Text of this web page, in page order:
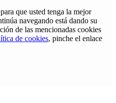
que usted tenga la mejor
navegando está dando su
de las mencionadas cookies
de cookies, pinche el enlace